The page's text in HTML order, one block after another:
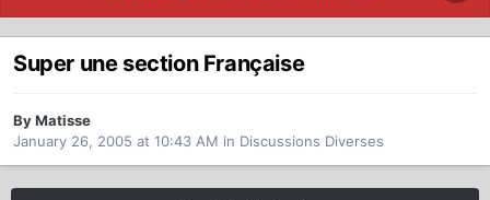
Super une section Française
By Matisse
January 26, 2005 at 10:43 AM in Discussions Diverses